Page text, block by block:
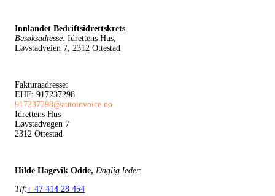
Innlandet Bedriftsidrettskrets
Besøksadresse: Idrettens Hus,
Løvstadveien 7, 2312 Ottestad
Fakturaadresse:
EHF: 917237298
917237298@autoinvoice.no
Idrettens Hus
Løvstadvegen 7
2312 Ottestad
Hilde Hagevik Odde, Daglig leder:
Tlf:+ 47 414 28 454